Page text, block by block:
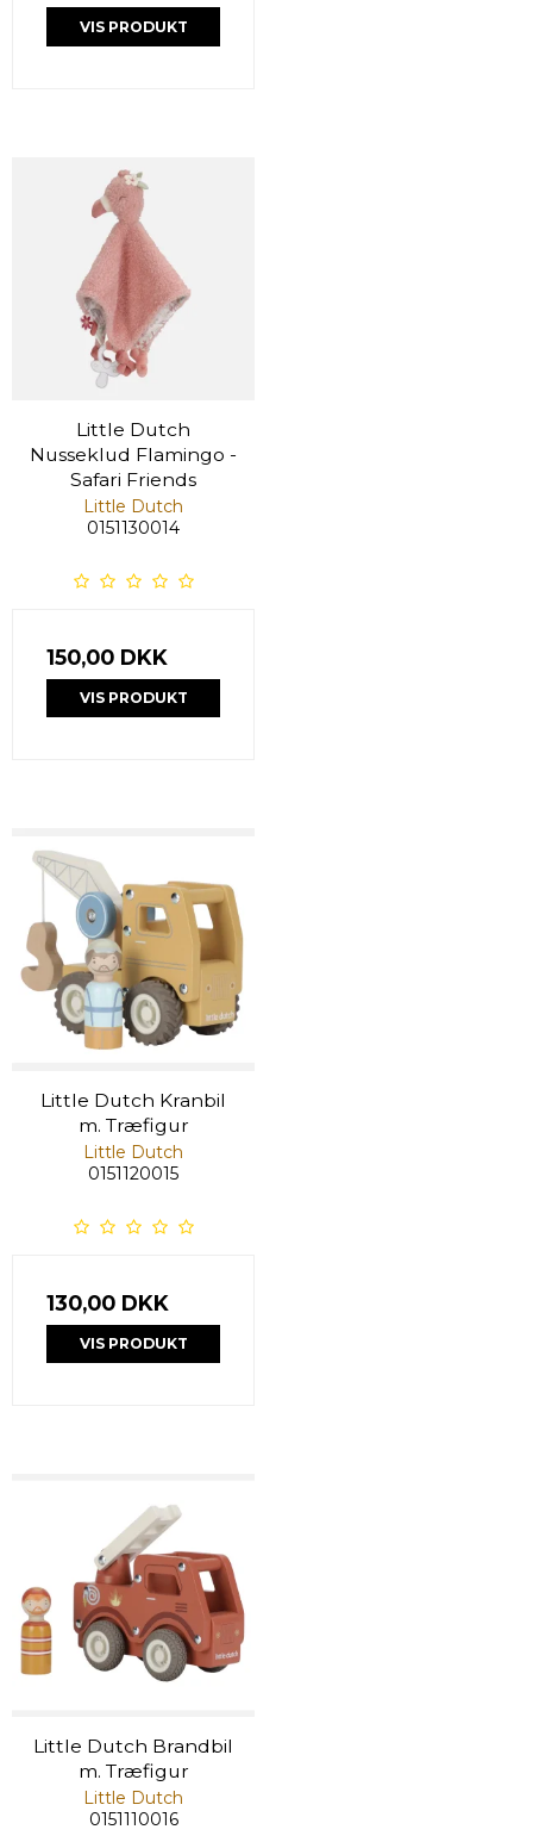
VIS PRODUKT
Little Dutch
Nusseklud Flamingo -
Safari Friends
Little Dutch
0151130014
150,00 DKK
VIS PRODUKT
Little Dutch Kranbil
m. Træfigur
Little Dutch
0151120015
130,00 DKK
VIS PRODUKT
Little Dutch Brandbil
m. Træfigur
Little Dutch
0151110016